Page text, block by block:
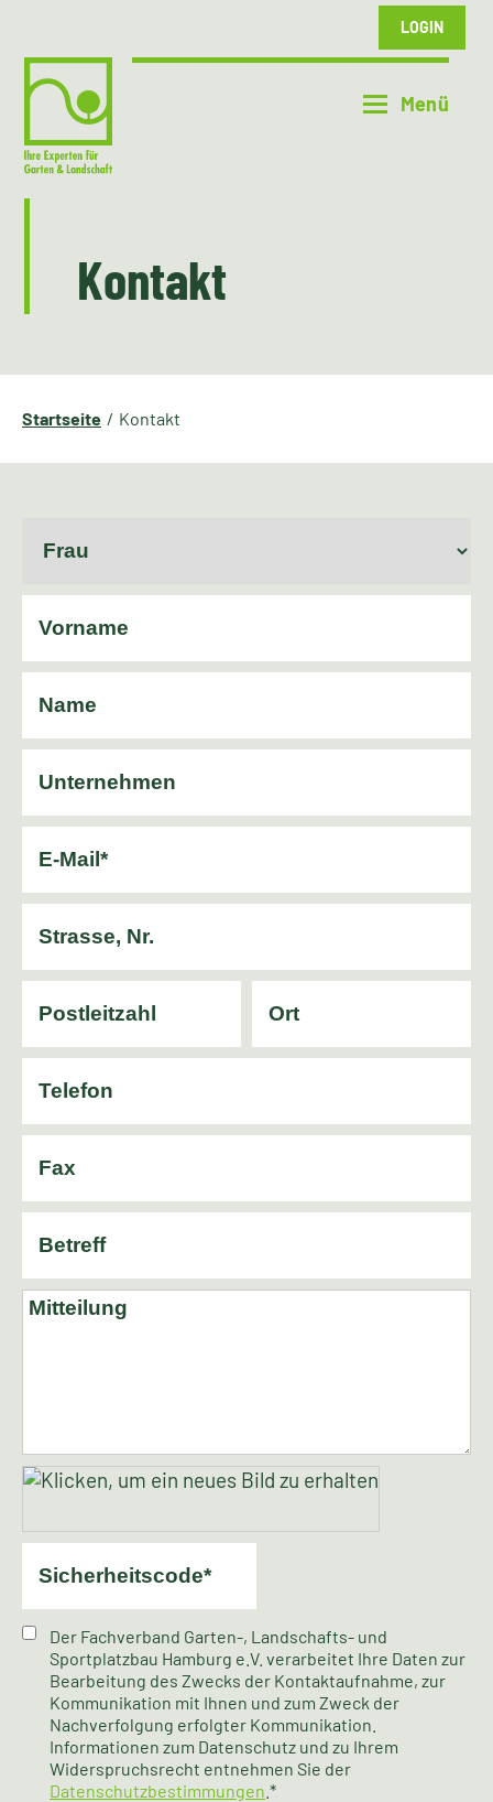
LOGIN
Kontakt
Startseite Kontakt
Der Fachverband Garten-, Landschafts- und
Sportplatzbau Hamburg e.V. verarbeitet Ihre Daten zur
Bearbeitung des Zwecks der Kontaktaufnahme, zur
Kommunikation mit Ihnen und zum Zweck der
Nachverfolgung erfolgter Kommunikation.
Informationen zum Datenschutz und zu Ihrem
Widerspruchsrecht entnehmen Sie der
Datenschutzbestimmungen .*